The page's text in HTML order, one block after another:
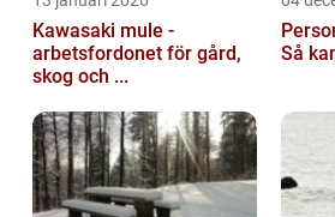
Kawasaki mule -
arbetsfordonet för gård,
skog och ...
Så